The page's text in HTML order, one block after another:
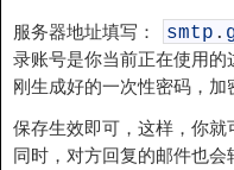
服务器地址填写： smtp .
录账号是你当前正在使用的
刚生成好的一次性密码，加
保存生效即可，这样，你就
同时，对方回复的邮件也